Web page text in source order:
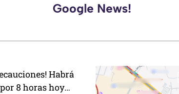
Google News!
Habrá
8 horas hoy